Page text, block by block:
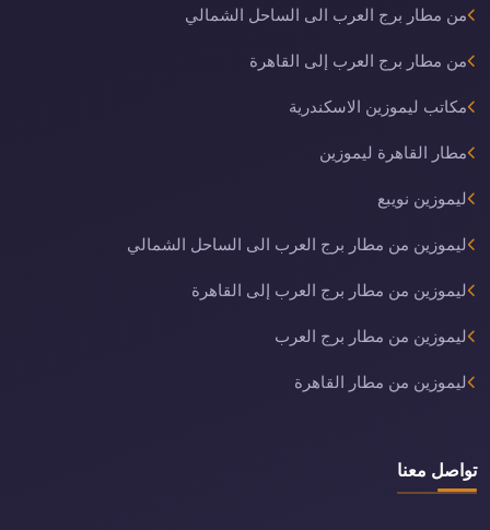
من مطار برج العرب الى الساحل الشمالي
من مطار برج العرب إلى القاهرة
مكاتب ليموزين الاسكندرية
مطار القاهرة ليموزين
ليموزين نويبع
ليموزين من مطار برج العرب الى الساحل الشمالي
ليموزين من مطار برج العرب إلى القاهرة
ليموزين من مطار برج العرب
ليموزين من مطار القاهرة
تواصل معنا